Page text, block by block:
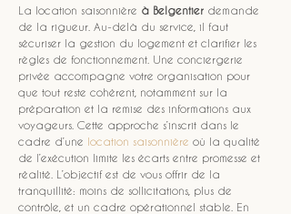
La location saisonnière à Belgentier demande
de la rigueur. Au-delà du service, il faut
sécuriser la gestion du logement et clarifier les
règles de fonctionnement. Une conciergerie
privée accompagne votre organisation pour
que tout reste cohérent, notamment sur la
préparation et la remise des informations aux
voyageurs. Cette approche s’inscrit dans le
cadre d’une location saisonnière où la qualité
de l’exécution limite les écarts entre promesse et
réalité. L’objectif est de vous offrir de la
tranquillité: moins de sollicitations, plus de
contrôle, et un cadre opérationnel stable. En